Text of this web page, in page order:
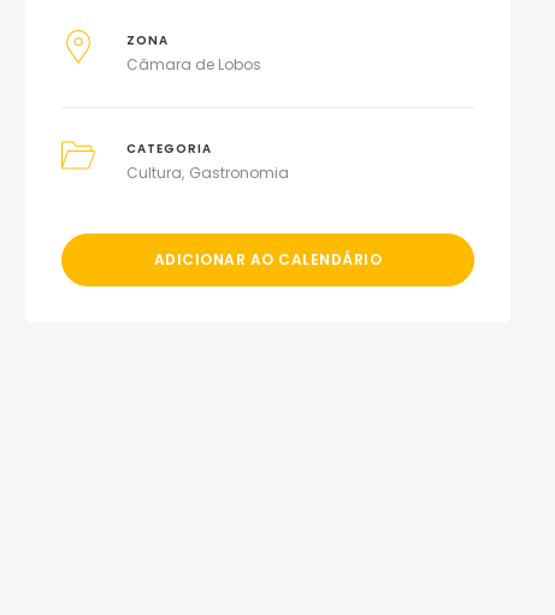
ZONA
Câmara de Lobos
CATEGORIA
Cultura Gastronomia
ADICIONAR AO CALENDÁRIO